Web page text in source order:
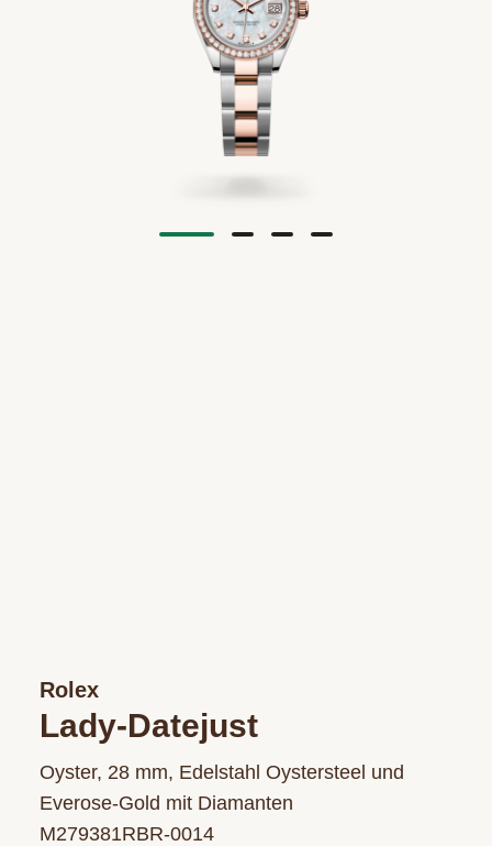
Rolex
Lady-Datejust
Oyster, 28 mm, Edelstahl Oystersteel und
Everose-Gold mit Diamanten
M279381RBR‑0014